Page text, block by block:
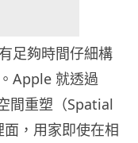
足夠時間仔細構
Apple 就透過
間重塑（Spatial
，用家即使在相